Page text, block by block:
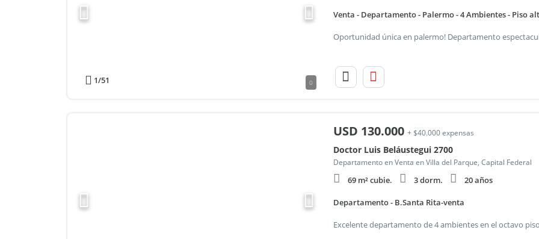
1/51 0
Venta - Departamento - Palermo - 4 Ambientes - Piso
USD 130.000 + $40.000 expensas
Doctor Luis Beláustegui 2700
Departamento en Venta en Villa del Parque, Capital Federal
69 m² cubie. 3 dorm. 20 años
Departamento - B.Santa Rita-venta